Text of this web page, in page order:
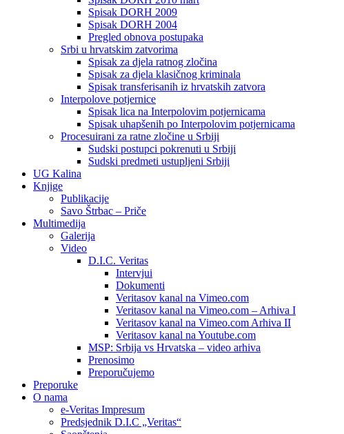
Spisak DORH 2009
Spisak DORH 2004
Pregled obnova postupaka
Srbi u hrvatskim zatvorima
Spisak za djela ratnog zločina
Spisak za djela klasičnog kriminala
Spisak transferisanih iz hrvatskih zatvora
Interpolove potjernice
Spisak lica na Interpolovim potjernicama
Spisak uhapšenih po Interpolovim potjernicama
Procesuirani za ratne zločine u Srbiji
Sudski postupci pokrenuti u Srbiji
Sudski predmeti ustupljeni Srbiji
UG Kalina
Knjige
Publikacije
Savo Štrbac – Priče
Multimedija
Galerija
Video
D.I.C. Veritas
Intervjui
Dokumenti
Veritasov kanal na Vimeo.com
Veritasov kanal na Vimeo.com – Arhiva I
Veritasov kanal na Vimeo.com Arhiva II
Veritasov kanal na Youtube.com
MSP: Srbija vs Hrvatska – video arhiva
Prenosimo
Preporučujemo
Preporuke
O nama
e-Veritas Impresum
Predsjednik D.I.C „Veritas“